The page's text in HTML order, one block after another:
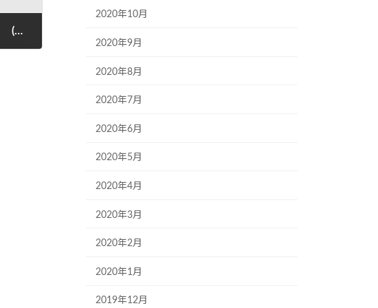
明日の「定例会」は中止と致します！ (2022-12-24)
2020年10月
2020年9月
2020年8月
2020年7月
2020年6月
2020年5月
2020年4月
2020年3月
2020年2月
2020年1月
2019年12月